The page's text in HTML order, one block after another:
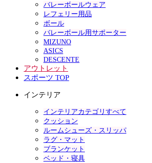
バレーボールウェア
レフェリー用品
ボール
バレーボール用サポーター
MIZUNO
ASICS
DESCENTE
アウトレット
スポーツ TOP
インテリア
インテリアカテゴリすべて
クッション
ルームシューズ・スリッパ
ラグ・マット
ブランケット
ベッド・寝具